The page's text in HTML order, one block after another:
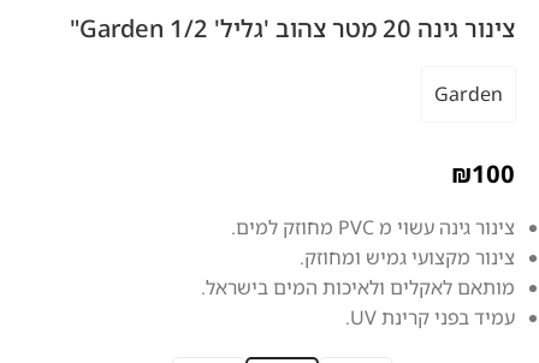
צינור גינה 20 מטר צהוב 'גליל' Garden 1/2"
Garden
₪100
צינור גינה עשוי מ PVC מחוזק למים.
צינור מקצועי גמיש ומחוזק.
מותאם לאקלים ולאיכות המים בישראל.
עמיד בפני קרינת UV.